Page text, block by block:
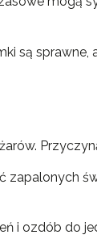
są
zapalonych
i ozdób do